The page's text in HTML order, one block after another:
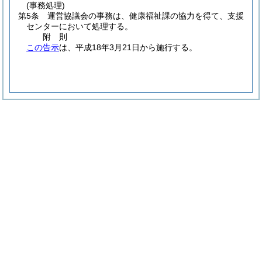
(事務処理)
第5条
運営協議会の事務は、健康福祉課の協力を得て、支援
センターにおいて処理する。
附 則
この告示は、平成18年3月21日から施行する。